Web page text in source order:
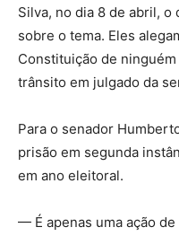
Silva, no dia 8 de abril,
sobre o tema. Eles
Constituição de
trânsito em julgado da
Para o senador
prisão em segunda
em ano eleitoral.
— É apenas uma ação